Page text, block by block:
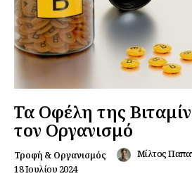
Τα Οφέλη της
τον Οργανισμό
Τροφή & Οργανισμός Μίλτος
18 Ιουλίου 2024